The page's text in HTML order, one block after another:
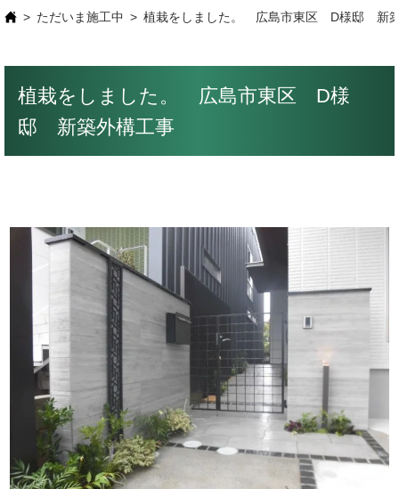
ただいま施工中 植栽をしました。 広島市東区 D様邸 新
植栽をしました。 広島市東区 D様
邸 新築外構工事